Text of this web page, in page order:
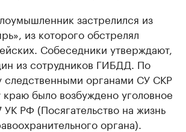
застрелился из
из которого обстрелял
Собеседники утверждают,
из сотрудников ГИБДД. По
следственными органами СУ СКР
было возбуждено уголовное
УК РФ (Посягательство на жизнь
органа).